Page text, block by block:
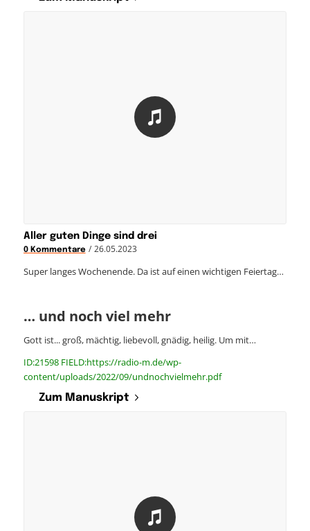
Aller guten Dinge sind drei
0 Kommentare / 26.05.2023
Super langes Wochenende. Da ist auf einen wichtigen Feiertag…
… und noch viel mehr
Gott ist... groß, mächtig, liebevoll, gnädig, heilig. Um mit…
ID:21598 FIELD:https://radio-m.de/wp-
content/uploads/2022/09/undnochvielmehr.pdf
Zum Manuskript